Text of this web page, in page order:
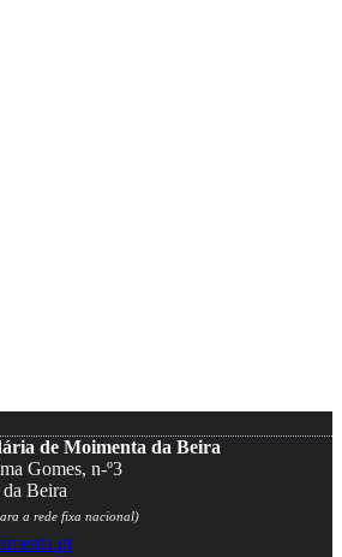
de Moimenta da Beira
Gomes, n-º3
Beira
a rede fixa nacional)